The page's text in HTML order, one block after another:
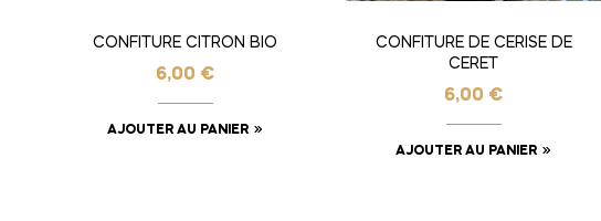
CONFITURE CITRON BIO
6,00 €
AJOUTER AU PANIER
CONFITURE DE CERISE DE
CERET
6,00 €
AJOUTER AU PANIER